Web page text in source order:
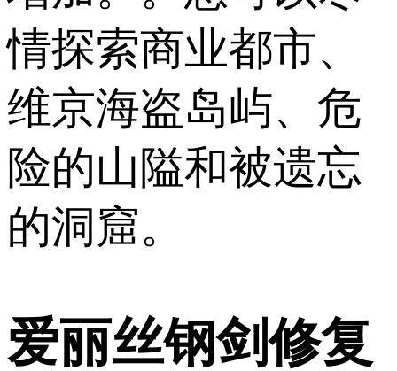
情探索商业都市、
维京海盗岛屿、危
险的山隘和被遗忘
的洞窟。
爱丽丝钢剑修复